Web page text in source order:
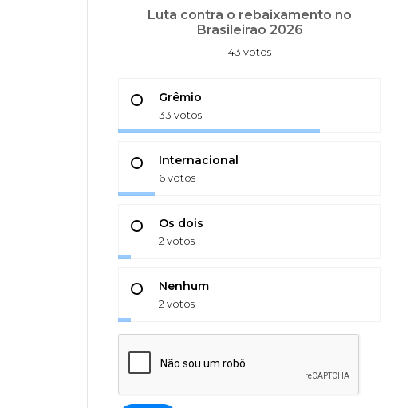
Luta contra o rebaixamento no
Brasileirão 2026
43 votos
Grêmio
33 votos
Internacional
6 votos
Os dois
2 votos
Nenhum
2 votos